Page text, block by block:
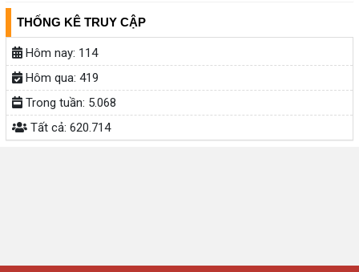
THỐNG KÊ TRUY CẬP
Hôm nay: 114
Hôm qua: 419
Trong tuần: 5.068
Tất cả: 620.714